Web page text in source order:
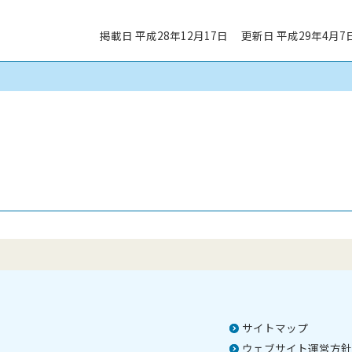
掲載日 平成28年12月17日 更新日 平成29年4月7
サイトマップ
ウェブサイト運営方針